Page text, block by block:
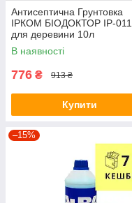
Антисептична Грунтовка
ІРКОМ БІОДОКТОР ІР-011
для деревини 10л
В наявності
776 ₴ 913 ₴
Купити
–15%